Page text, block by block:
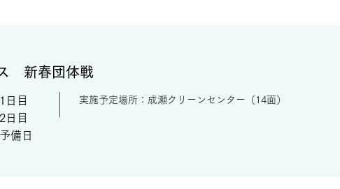
新春団体戦
日目
日目
備日
​実施予定場所：成瀬クリーンセンター（14面）